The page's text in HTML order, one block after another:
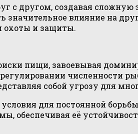
с другом, создавая сложную
значительное влияние на
охоты и защиты.
пищи, завоевывая
численности
собой угрозу для
для постоянной
её